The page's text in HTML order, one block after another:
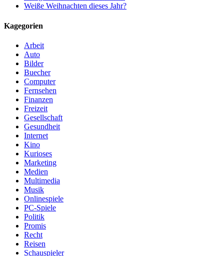
Weiße Weihnachten dieses Jahr?
Kagegorien
Arbeit
Auto
Bilder
Buecher
Computer
Fernsehen
Finanzen
Freizeit
Gesellschaft
Gesundheit
Internet
Kino
Kurioses
Marketing
Medien
Multimedia
Musik
Onlinespiele
PC-Spiele
Politik
Promis
Recht
Reisen
Schauspieler